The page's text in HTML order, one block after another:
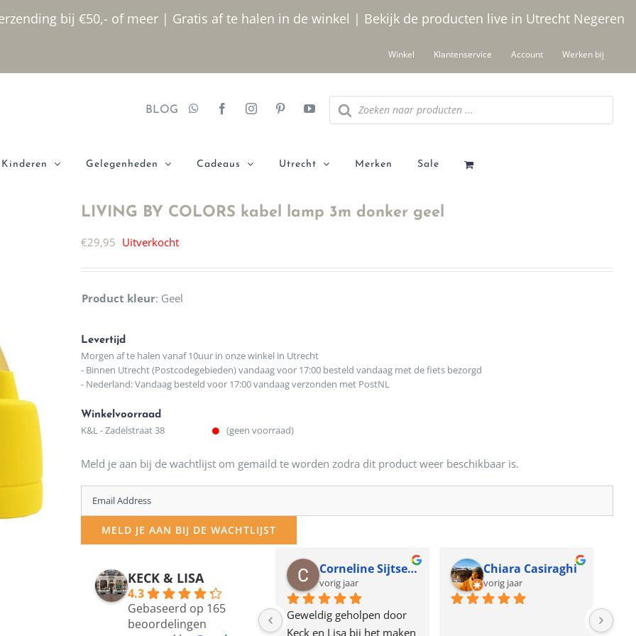
bij €50,- of meer | Gratis af te halen in de winkel | Bekijk de producten live in Utrecht Negeren
Winkel Klantenservice Account Werken bij
BLOG
Producten
zoeken
Kinderen Gelegenheden Cadeaus Utrecht Merken Sale
LIVING BY COLORS kabel lamp 3m donker geel
€29,95 Uitverkocht
Product kleur: Geel
Levertijd
Morgen af te halen vanaf 10uur in onze winkel in Utrecht
- Binnen Utrecht (Postcodegebieden) vandaag voor 17:00 besteld vandaag met de fiets bezorgd
- Nederland: Vandaag besteld voor 17:00 vandaag verzonden met PostNL
Winkelvoorraad
K&L - Zadelstraat 38 (geen voorraad)
Meld je aan bij de wachtlijst om gemaild te worden zodra dit product weer beschikbaar is.
Enter
your
email
MELD JE AAN BIJ DE WACHTLIJST
KECK & LISA
4.3
Gebaseerd op 165
beoordelingen
12 maanden geleden
Waarom in hemelsnaam
de woonwinkel op de
Corneline Sijtsema
vorig jaar
Geweldig geholpen door
Keck en Lisa bij het maken
Chiara Casiraghi
vorig jaar